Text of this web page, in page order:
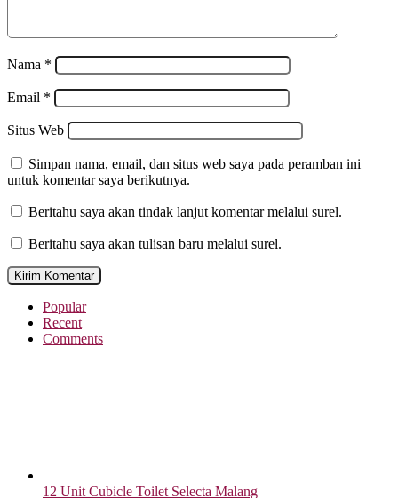
Nama *
Email *
Situs Web
Simpan nama, email, dan situs web saya pada peramban ini
untuk komentar saya berikutnya.
Beritahu saya akan tindak lanjut komentar melalui surel.
Beritahu saya akan tulisan baru melalui surel.
Popular
Recent
Comments
12 Unit Cubicle Toilet Selecta Malang